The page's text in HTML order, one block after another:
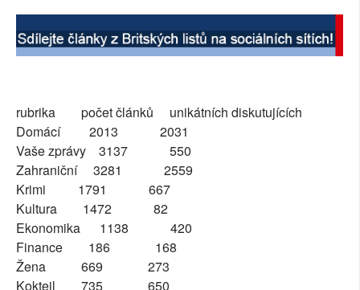
rubrika počet článků unikátních diskutujících
Domácí 2013 2031
Vaše zprávy 3137 550
Zahraniční 3281 2559
Krimi 1791 667
Kultura 1472 82
Ekonomika 1138 420
Finance 186 168
Žena 669 273
Koktejl 735 650